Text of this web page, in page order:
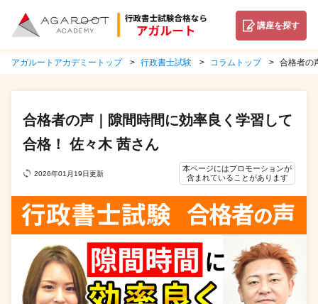
講座を探す
アガルートアカデミートップ 行政書士試験 コラムトップ 合格者の
合格者の声｜隙間時間に効率良く学習して
合格！ 佐々木 茜さん
2026年01月19日更新
本ページにはプロモーションが
含まれていることがあります